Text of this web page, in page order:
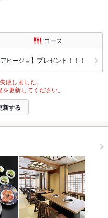
コース
ヒージョ】プレゼント！！！
敗しました。
更新してください。
新する